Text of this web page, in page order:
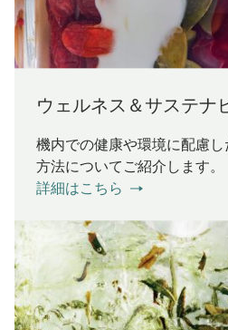
ウェルネス＆サステナ
機内での健康や環境に配慮
方法についてご紹介します。
詳細はこちら